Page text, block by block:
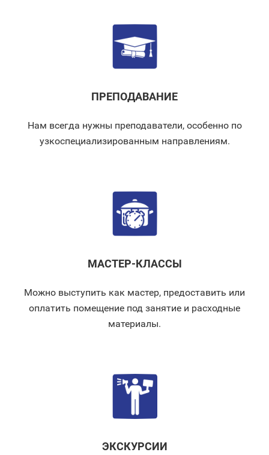
ПРЕПОДАВАНИЕ
Нам всегда нужны преподаватели, особенно по
узкоспециализированным направлениям.
МАСТЕР-КЛАССЫ
Можно выступить как мастер, предоставить или
оплатить помещение под занятие и расходные
материалы.
ЭКСКУРСИИ